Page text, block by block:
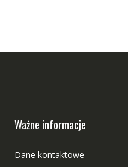
Ważne informacje
Dane kontaktowe